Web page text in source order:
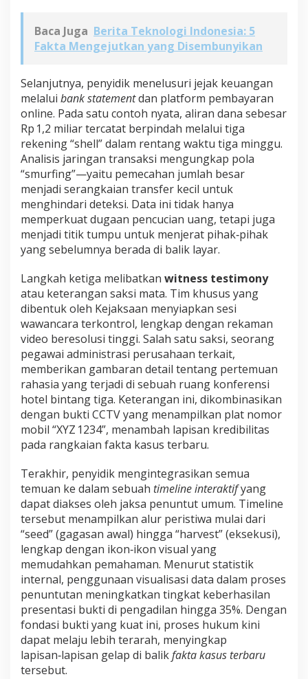
Baca Juga Berita Teknologi Indonesia: 5
Fakta Mengejutkan yang Disembunyikan
Selanjutnya, penyidik menelusuri jejak keuangan
melalui bank statementdan platform pembayaran
online. Pada satu contoh nyata, aliran dana sebesar
Rp 1,2 miliar tercatat berpindah melalui tiga
rekening “shell” dalam rentang waktu tiga minggu.
Analisis jaringan transaksi mengungkap pola
“smurfing”—yaitu pemecahan jumlah besar
menjadi serangkaian transfer kecil untuk
menghindari deteksi. Data ini tidak hanya
memperkuat dugaan pencucian uang, tetapi juga
menjadi titik tumpu untuk menjerat pihak‑pihak
yang sebelumnya berada di balik layar.
Langkah ketiga melibatkan witness testimony
atau keterangan saksi mata. Tim khusus yang
dibentuk oleh Kejaksaan menyiapkan sesi
wawancara terkontrol, lengkap dengan rekaman
video beresolusi tinggi. Salah satu saksi, seorang
pegawai administrasi perusahaan terkait,
memberikan gambaran detail tentang pertemuan
rahasia yang terjadi di sebuah ruang konferensi
hotel bintang tiga. Keterangan ini, dikombinasikan
dengan bukti CCTV yang menampilkan plat nomor
mobil “XYZ 1234”, menambah lapisan kredibilitas
pada rangkaian fakta kasus terbaru.
Terakhir, penyidik mengintegrasikan semua
temuan ke dalam sebuah timeline interaktifyang
dapat diakses oleh jaksa penuntut umum. Timeline
tersebut menampilkan alur peristiwa mulai dari
“seed” (gagasan awal) hingga “harvest” (eksekusi),
lengkap dengan ikon‑ikon visual yang
memudahkan pemahaman. Menurut statistik
internal, penggunaan visualisasi data dalam proses
penuntutan meningkatkan tingkat keberhasilan
presentasi bukti di pengadilan hingga 35%. Dengan
fondasi bukti yang kuat ini, proses hukum kini
dapat melaju lebih terarah, menyingkap
lapisan‑lapisan gelap di balikfakta kasus terbaru
tersebut.